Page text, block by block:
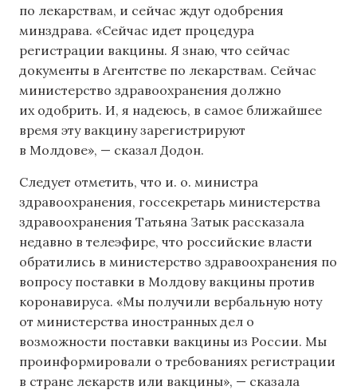
по лекарствам, и сейчас ждут одобрения
минздрава. «Сейчас идет процедура
регистрации вакцины. Я знаю, что сейчас
документы в Агентстве по лекарствам. Сейчас
министерство здравоохранения должно
их одобрить. И, я надеюсь, в самое ближайшее
время эту вакцину зарегистрируют
в Молдове», — сказал Додон.
Следует отметить, что и. о. министра
здравоохранения, госсекретарь министерства
здравоохранения Татьяна Затык рассказала
недавно в телеэфире, что российские власти
обратились в министерство здравоохранения по
вопросу поставки в Молдову вакцины против
коронавируса. «Мы получили вербальную ноту
от министерства иностранных дел о
возможности поставки вакцины из России. Мы
проинформировали о требованиях регистрации
в стране лекарств или вакцины», — сказала